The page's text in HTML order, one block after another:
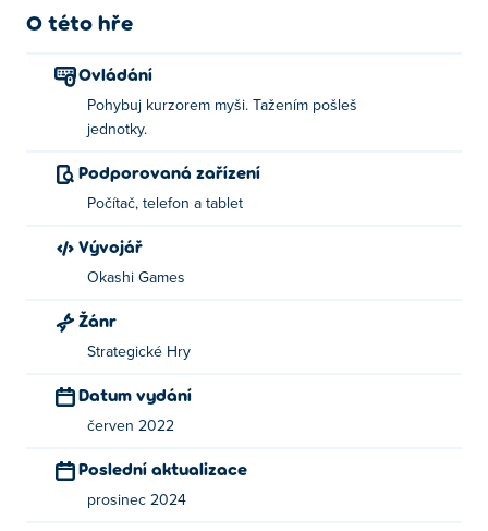
O této hře
Ovládání
Pohybuj kurzorem myši. Tažením pošleš
jednotky.
Podporovaná zařízení
Počítač, telefon a tablet
Vývojář
Okashi Games
Žánr
Strategické Hry
Datum vydání
červen 2022
Poslední aktualizace
prosinec 2024